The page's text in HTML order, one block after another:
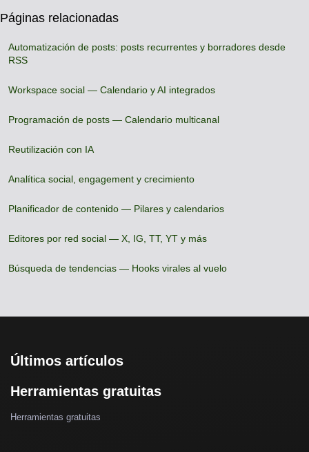
Páginas relacionadas
Automatización de posts: posts recurrentes y borradores desde
RSS
Workspace social — Calendario y AI integrados
Programación de posts — Calendario multicanal
Reutilización con IA
Analítica social, engagement y crecimiento
Planificador de contenido — Pilares y calendarios
Editores por red social — X, IG, TT, YT y más
Búsqueda de tendencias — Hooks virales al vuelo
Últimos artículos
Herramientas gratuitas
Herramientas gratuitas